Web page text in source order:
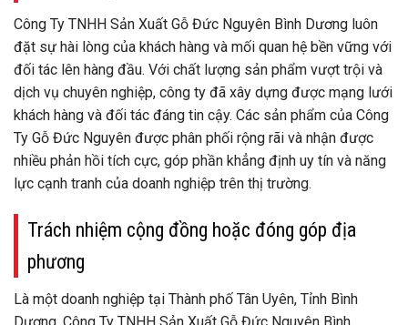
Công Ty TNHH Sản Xuất Gỗ Đức Nguyên Bình Dương luôn
đặt sự hài lòng của khách hàng và mối quan hệ bền vững với
đối tác lên hàng đầu. Với chất lượng sản phẩm vượt trội và
dịch vụ chuyên nghiệp, công ty đã xây dựng được mạng lưới
khách hàng và đối tác đáng tin cậy. Các sản phẩm của Công
Ty Gỗ Đức Nguyên được phân phối rộng rãi và nhận được
nhiều phản hồi tích cực, góp phần khẳng định uy tín và năng
lực cạnh tranh của doanh nghiệp trên thị trường.
Trách nhiệm cộng đồng hoặc đóng góp địa
phương
Là một doanh nghiệp tại Thành phố Tân Uyên, Tỉnh Bình